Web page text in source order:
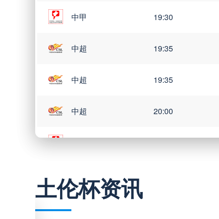
中甲 19:30
中超 19:35
中超 19:35
中超 20:00
巴西甲
土伦杯资讯